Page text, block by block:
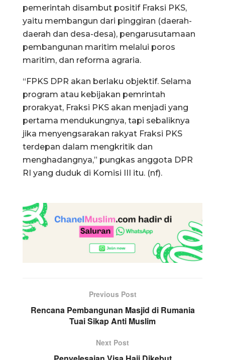
pemerintah disambut positif Fraksi PKS,
yaitu membangun dari pinggiran (daerah-
daerah dan desa-desa), pengarusutamaan
pembangunan maritim melalui poros
maritim, dan reforma agraria.
“FPKS DPR akan berlaku objektif. Selama
program atau kebijakan pemrintah
prorakyat, Fraksi PKS akan menjadi yang
pertama mendukungnya, tapi sebaliknya
jika menyengsarakan rakyat Fraksi PKS
terdepan dalam mengkritik dan
menghadangnya,” pungkas anggota DPR
RI yang duduk di Komisi III itu. (nf).
Previous Post
Rencana Pembangunan Masjid di Rumania
Tuai Sikap Anti Muslim
Next Post